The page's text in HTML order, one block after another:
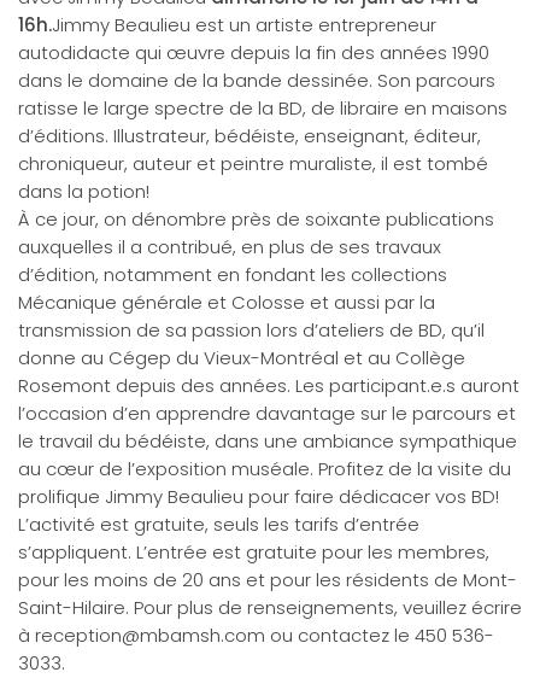
16h.Jimmy Beaulieu est un artiste entrepreneur
autodidacte qui œuvre depuis la fin des années 1990
dans le domaine de la bande dessinée. Son parcours
ratisse le large spectre de la BD, de libraire en maisons
d’éditions. Illustrateur, bédéiste, enseignant, éditeur,
chroniqueur, auteur et peintre muraliste, il est tombé
dans la potion!
À ce jour, on dénombre près de soixante publications
auxquelles il a contribué, en plus de ses travaux
d’édition, notamment en fondant les collections
Mécanique générale et Colosse et aussi par la
transmission de sa passion lors d’ateliers de BD, qu’il
donne au Cégep du Vieux-Montréal et au Collège
Rosemont depuis des années. Les participant.e.s auront
l’occasion d’en apprendre davantage sur le parcours et
le travail du bédéiste, dans une ambiance sympathique
au cœur de l’exposition muséale. Profitez de la visite du
prolifique Jimmy Beaulieu pour faire dédicacer vos BD!
L’activité est gratuite, seuls les tarifs d’entrée
s’appliquent. L’entrée est gratuite pour les membres,
pour les moins de 20 ans et pour les résidents de Mont-
Saint-Hilaire. Pour plus de renseignements, veuillez écrire
à reception@mbamsh.com ou contactez le 450 536-
3033.